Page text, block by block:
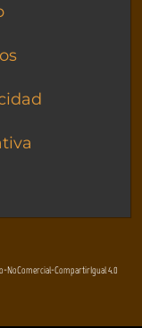
NoComercial-CompartirIgual 4.0